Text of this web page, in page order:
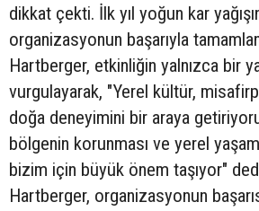
dikkat çekti. İlk yıl yoğun kar
organizasyonun başarıyla
Hartberger, etkinliğin yalnızca bir
vurgulayarak, "Yerel kültür,
doğa deneyimini bir araya
bölgenin korunması ve yerel
bizim için büyük önem taşıyor"
Hartberger, organizasyonun